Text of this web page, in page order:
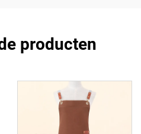
producten